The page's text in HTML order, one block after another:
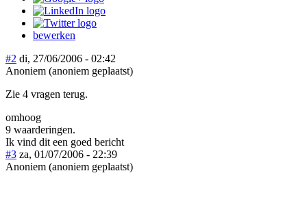
bewerken
#2 di, 27/06/2006 - 02:42
Anoniem (anoniem geplaatst)
Zie 4 vragen terug.
omhoog
9 waarderingen.
Ik vind dit een goed bericht
#3 za, 01/07/2006 - 22:39
Anoniem (anoniem geplaatst)